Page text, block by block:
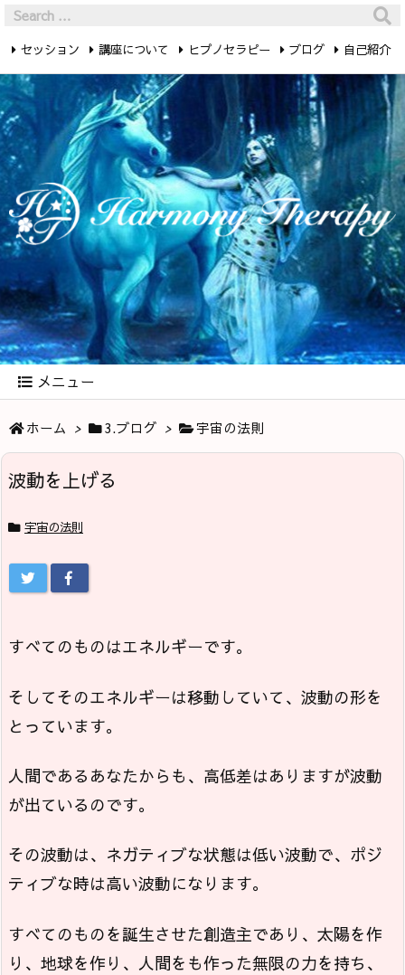
メニュー
セッション 講座について ヒプノセラピー ブログ 自己紹介
最新記事 お問い合わせ
ホーム > 3.ブログ > 宇宙の法則
波動を上げる
宇宙の法則
すべてのものはエネルギーです。
そしてそのエネルギーは移動していて、波動の形を
とっています。
人間であるあなたからも、高低差はありますが波動
が出ているのです。
その波動は、ネガティブな状態は低い波動で、ポジ
ティブな時は高い波動になります。
すべてのものを誕生させた創造主であり、太陽を作
り、地球を作り、人間をも作った無限の力を持ち、